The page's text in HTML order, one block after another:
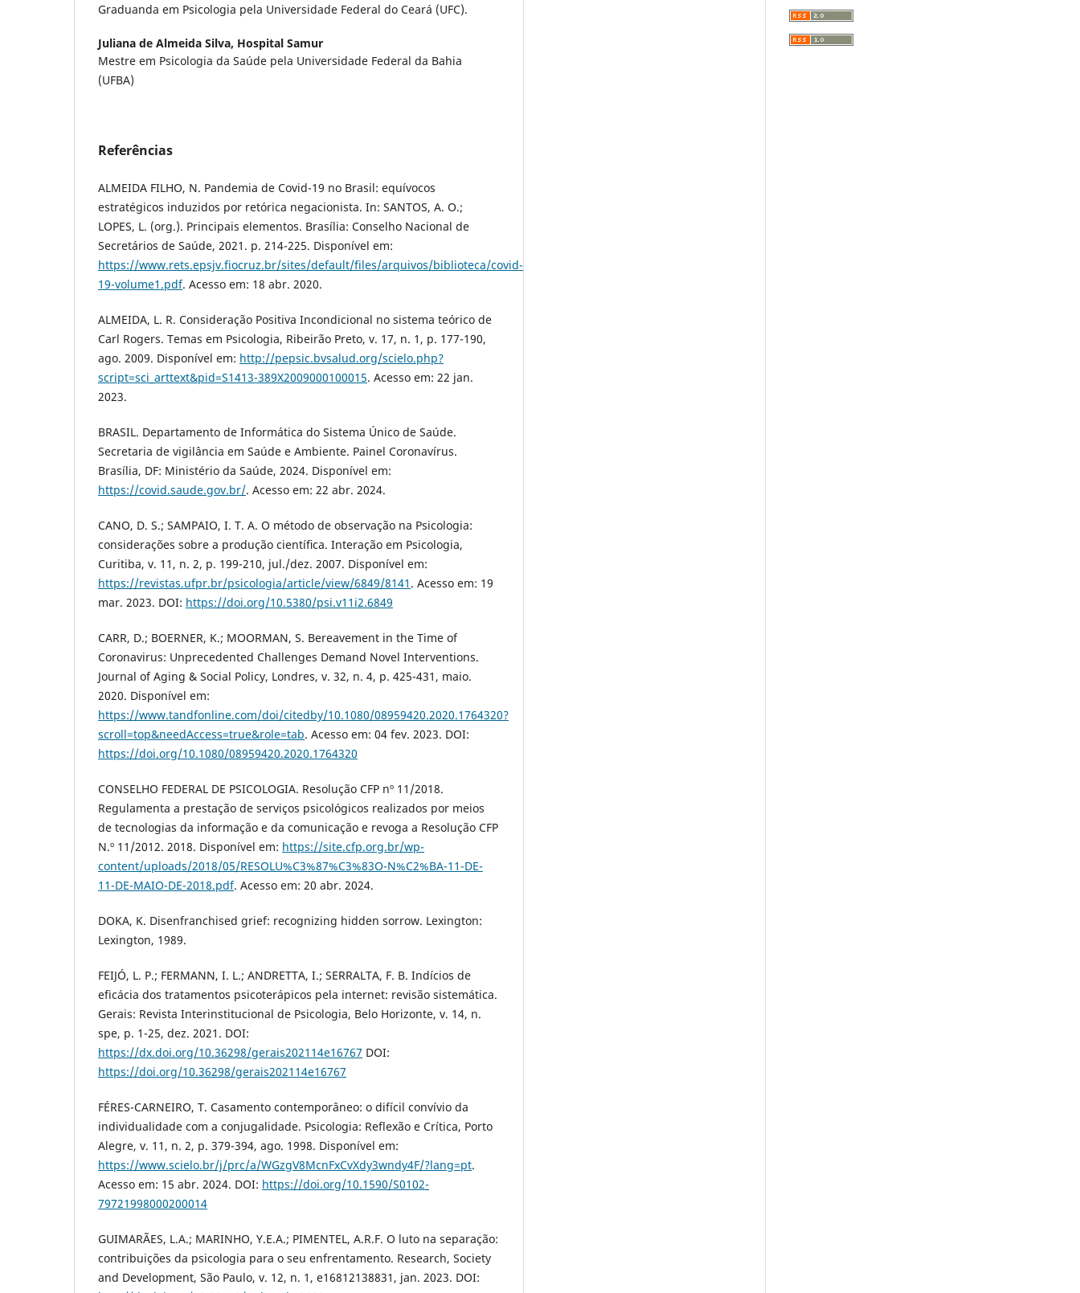
Graduanda em Psicologia pela Universidade Federal do Ceará (UFC).
Juliana de Almeida Silva, Hospital Samur
Mestre em Psicologia da Saúde pela Universidade Federal da Bahia
(UFBA)
Referências
ALMEIDA FILHO, N. Pandemia de Covid-19 no Brasil: equívocos
estratégicos induzidos por retórica negacionista. In: SANTOS, A. O.;
LOPES, L. (org.). Principais elementos. Brasília: Conselho Nacional de
Secretários de Saúde, 2021. p. 214-225. Disponível em:
https://www.rets.epsjv.fiocruz.br/sites/default/files/arquivos/biblioteca/covid-
19-volume1.pdf. Acesso em: 18 abr. 2020.
ALMEIDA, L. R. Consideração Positiva Incondicional no sistema teórico de
Carl Rogers. Temas em Psicologia, Ribeirão Preto, v. 17, n. 1, p. 177-190,
ago. 2009. Disponível em: http://pepsic.bvsalud.org/scielo.php?
script=sci_arttext&pid=S1413-389X2009000100015. Acesso em: 22 jan.
2023.
BRASIL. Departamento de Informática do Sistema Único de Saúde.
Secretaria de vigilância em Saúde e Ambiente. Painel Coronavírus.
Brasília, DF: Ministério da Saúde, 2024. Disponível em:
https://covid.saude.gov.br/. Acesso em: 22 abr. 2024.
CANO, D. S.; SAMPAIO, I. T. A. O método de observação na Psicologia:
considerações sobre a produção cientíﬁca. Interação em Psicologia,
Curitiba, v. 11, n. 2, p. 199-210, jul./dez. 2007. Disponível em:
https://revistas.ufpr.br/psicologia/article/view/6849/8141 . Acesso em: 19
mar. 2023. DOI: https://doi.org/10.5380/psi.v11i2.6849
CARR, D.; BOERNER, K.; MOORMAN, S. Bereavement in the Time of
Coronavirus: Unprecedented Challenges Demand Novel Interventions.
Journal of Aging & Social Policy, Londres, v. 32, n. 4, p. 425-431, maio.
2020. Disponível em:
https://www.tandfonline.com/doi/citedby/10.1080/08959420.2020.1764320?
scroll=top&needAccess=true&role=tab. Acesso em: 04 fev. 2023. DOI:
https://doi.org/10.1080/08959420.2020.1764320
CONSELHO FEDERAL DE PSICOLOGIA. Resolução CFP nº 11/2018.
Regulamenta a prestação de serviços psicológicos realizados por meios
de tecnologias da informação e da comunicação e revoga a Resolução CFP
N.º 11/2012. 2018. Disponível em: https://site.cfp.org.br/wp-
content/uploads/2018/05/RESOLU%C3%87%C3%83O-N%C2%BA-11-DE-
11-DE-MAIO-DE-2018.pdf. Acesso em: 20 abr. 2024.
DOKA, K. Disenfranchised grief: recognizing hidden sorrow. Lexington:
Lexington, 1989.
FEIJÓ, L. P.; FERMANN, I. L.; ANDRETTA, I.; SERRALTA, F. B. Indícios de
eficácia dos tratamentos psicoterápicos pela internet: revisão sistemática.
Gerais: Revista Interinstitucional de Psicologia, Belo Horizonte, v. 14, n.
spe, p. 1-25, dez. 2021. DOI:
https://dx.doi.org/10.36298/gerais202114e16767 DOI:
https://doi.org/10.36298/gerais202114e16767
FÉRES-CARNEIRO, T. Casamento contemporâneo: o difícil convívio da
individualidade com a conjugalidade. Psicologia: Reflexão e Crítica, Porto
Alegre, v. 11, n. 2, p. 379-394, ago. 1998. Disponível em:
https://www.scielo.br/j/prc/a/WGzgV8McnFxCvXdy3wndy4F/?lang=pt.
Acesso em: 15 abr. 2024. DOI: https://doi.org/10.1590/S0102-
79721998000200014
GUIMARÃES, L.A.; MARINHO, Y.E.A.; PIMENTEL, A.R.F. O luto na separação:
contribuições da psicologia para o seu enfrentamento. Research, Society
and Development, São Paulo, v. 12, n. 1, e16812138831, jan. 2023. DOI: